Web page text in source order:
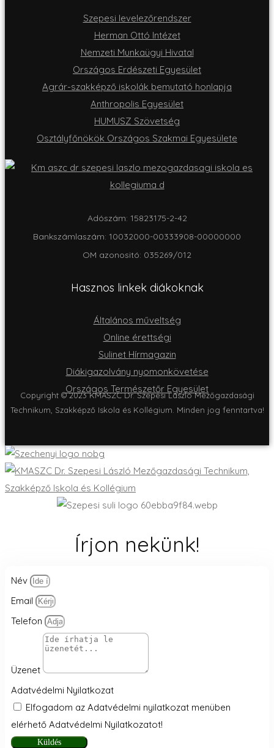
Szepesi levelezőrendszer
Herman Ottó Intézet
Nemzeti Munkaügyi Hivatal
Országos Erdészeti Egyesület
Agrár-szakképző iskolák bemutató honlapja
Anthropolis Egyesület
HUMUSZ Szövetség
Osztályfőnökök Országos Szakmai Egyesülete
Adószám: 15823175-2-42
Bankszámlaszám: 10032000-00333908-00000000
OM azonositó: 035269/012
Hasznos linkek diákoknak
Általános műveltség
Online érettségi
Sulinet Hírmagazin
Diákigazolvány nyomonkövetése
Országos Természetőr Egyesület
Copyright © 2023 KMASZC Dr. Szepesi László Mezőgazdasági
Technikum, Szakképző Iskola és Kollégium. Minden jog fenntartva!
Írjon nekünk!
Név
Email
Telefon
Üzenet
Adatvédelmi Nyilatkozat
Elfogadom az Adatvédelmi nyilatkozat menüben
elérhető Adatvédelmi Nyilatkozatot!
Küldés